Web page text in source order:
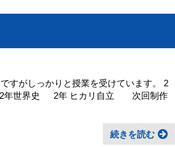
すがしっかりと授業を受けています。 2
カリ自立 次回制作
続きを読む